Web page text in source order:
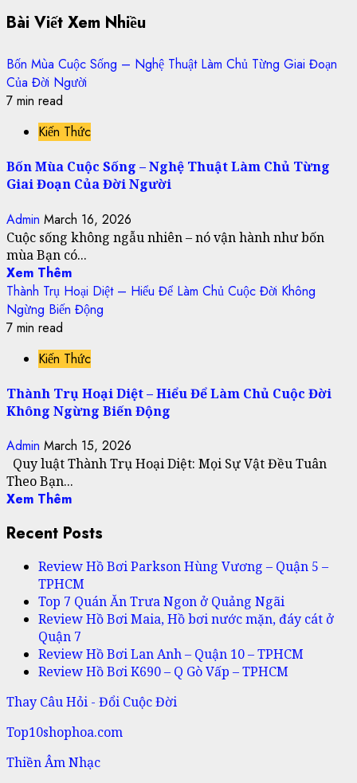
Bài Viết Xem Nhiều
Bốn Mùa Cuộc Sống – Nghệ Thuật Làm Chủ Từng Giai Đoạn
Của Đời Người
7 min read
Kiến Thức
Bốn Mùa Cuộc Sống – Nghệ Thuật Làm Chủ Từng
Giai Đoạn Của Đời Người
Admin March 16, 2026
Cuộc sống không ngẫu nhiên – nó vận hành như bốn
mùa Bạn có...
Xem Thêm
Thành Trụ Hoại Diệt – Hiểu Để Làm Chủ Cuộc Đời Không
Ngừng Biến Động
7 min read
Kiến Thức
Thành Trụ Hoại Diệt – Hiểu Để Làm Chủ Cuộc Đời
Không Ngừng Biến Động
Admin March 15, 2026
Quy luật Thành Trụ Hoại Diệt: Mọi Sự Vật Đều Tuân
Theo Bạn...
Xem Thêm
Recent Posts
Review Hồ Bơi Parkson Hùng Vương – Quận 5 –
TPHCM
Top 7 Quán Ăn Trưa Ngon ở Quảng Ngãi
Review Hồ Bơi Maia, Hồ bơi nước mặn, đáy cát ở
Quận 7
Review Hồ Bơi Lan Anh – Quận 10 – TPHCM
Review Hồ Bơi K690 – Q Gò Vấp – TPHCM
Thay Câu Hỏi - Đổi Cuộc Đời
Top10shophoa.com
Thiền Âm Nhạc